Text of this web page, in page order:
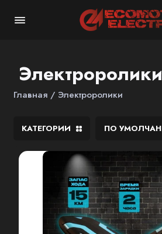
Электроролики
Главная Электроролики
КАТЕГОРИИ